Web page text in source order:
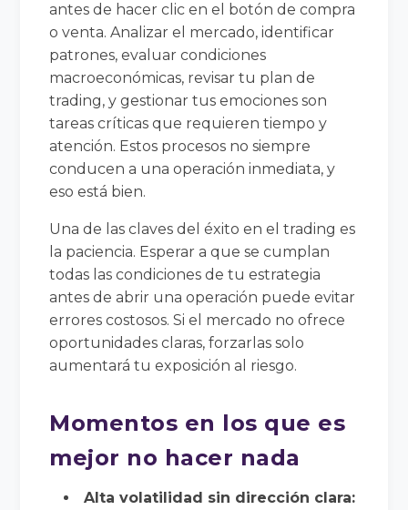
antes de hacer clic en el botón de compra
o venta. Analizar el mercado, identificar
patrones, evaluar condiciones
macroeconómicas, revisar tu plan de
trading, y gestionar tus emociones son
tareas críticas que requieren tiempo y
atención. Estos procesos no siempre
conducen a una operación inmediata, y
eso está bien.
Una de las claves del éxito en el trading es
la paciencia. Esperar a que se cumplan
todas las condiciones de tu estrategia
antes de abrir una operación puede evitar
errores costosos. Si el mercado no ofrece
oportunidades claras, forzarlas solo
aumentará tu exposición al riesgo.
Momentos en los que es
mejor no hacer nada
Alta volatilidad sin dirección clara: